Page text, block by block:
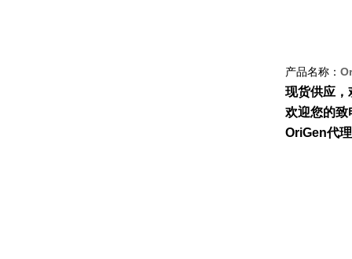
产品名称：
现货供应，
欢迎您
OriGen代